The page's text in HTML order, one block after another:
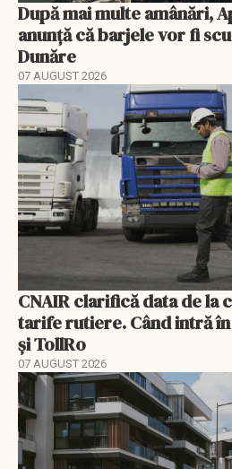
După mai multe amânări,
anunță că barjele vor fi
Dunăre
07 AUGUST 2026
CNAIR clarifică data de la
tarife rutiere. Când intră
și TollRo
07 AUGUST 2026